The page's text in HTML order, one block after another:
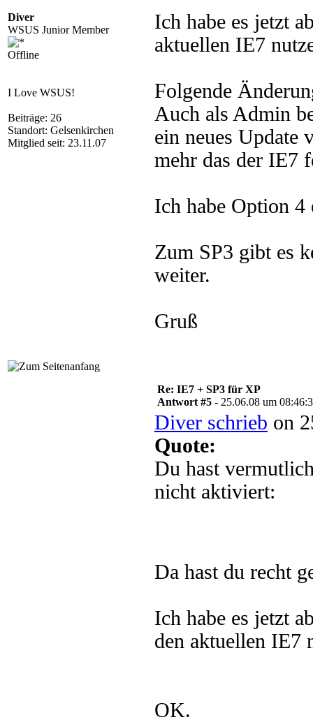
Diver
WSUS Junior Member
Offline
I Love WSUS!
Beiträge: 26
Standort: Gelsenkirchen
Mitglied seit: 23.11.07
Ich habe es jetzt
aktuellen IE7
Folgende
Auch als Admin
ein neues Update
mehr das der IE7
Ich habe Option 4
Zum SP3 gibt es
weiter.
Gruß
Re: IE7 + SP3 für XP
Antwort #5 - 25.06.08 um
Diver schrieb on
Quote:
Du hast
nicht aktiviert:
Da hast du recht
Ich habe es jetzt
den aktuellen IE7
OK.